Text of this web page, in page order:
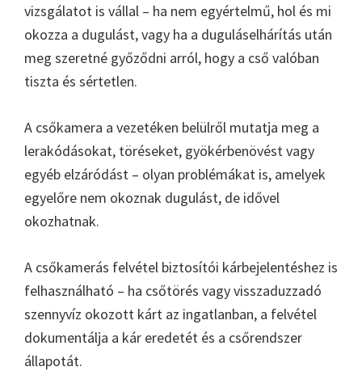
vizsgálatot is vállal – ha nem egyértelmű, hol és mi
okozza a dugulást, vagy ha a duguláselhárítás után
meg szeretné győződni arról, hogy a cső valóban
tiszta és sértetlen.
A csőkamera a vezetéken belülről mutatja meg a
lerakódásokat, töréseket, gyökérbenövést vagy
egyéb elzáródást – olyan problémákat is, amelyek
egyelőre nem okoznak dugulást, de idővel
okozhatnak.
A csőkamerás felvétel biztosítói kárbejelentéshez is
felhasználható – ha csőtörés vagy visszaduzzadó
szennyvíz okozott kárt az ingatlanban, a felvétel
dokumentálja a kár eredetét és a csőrendszer
állapotát.